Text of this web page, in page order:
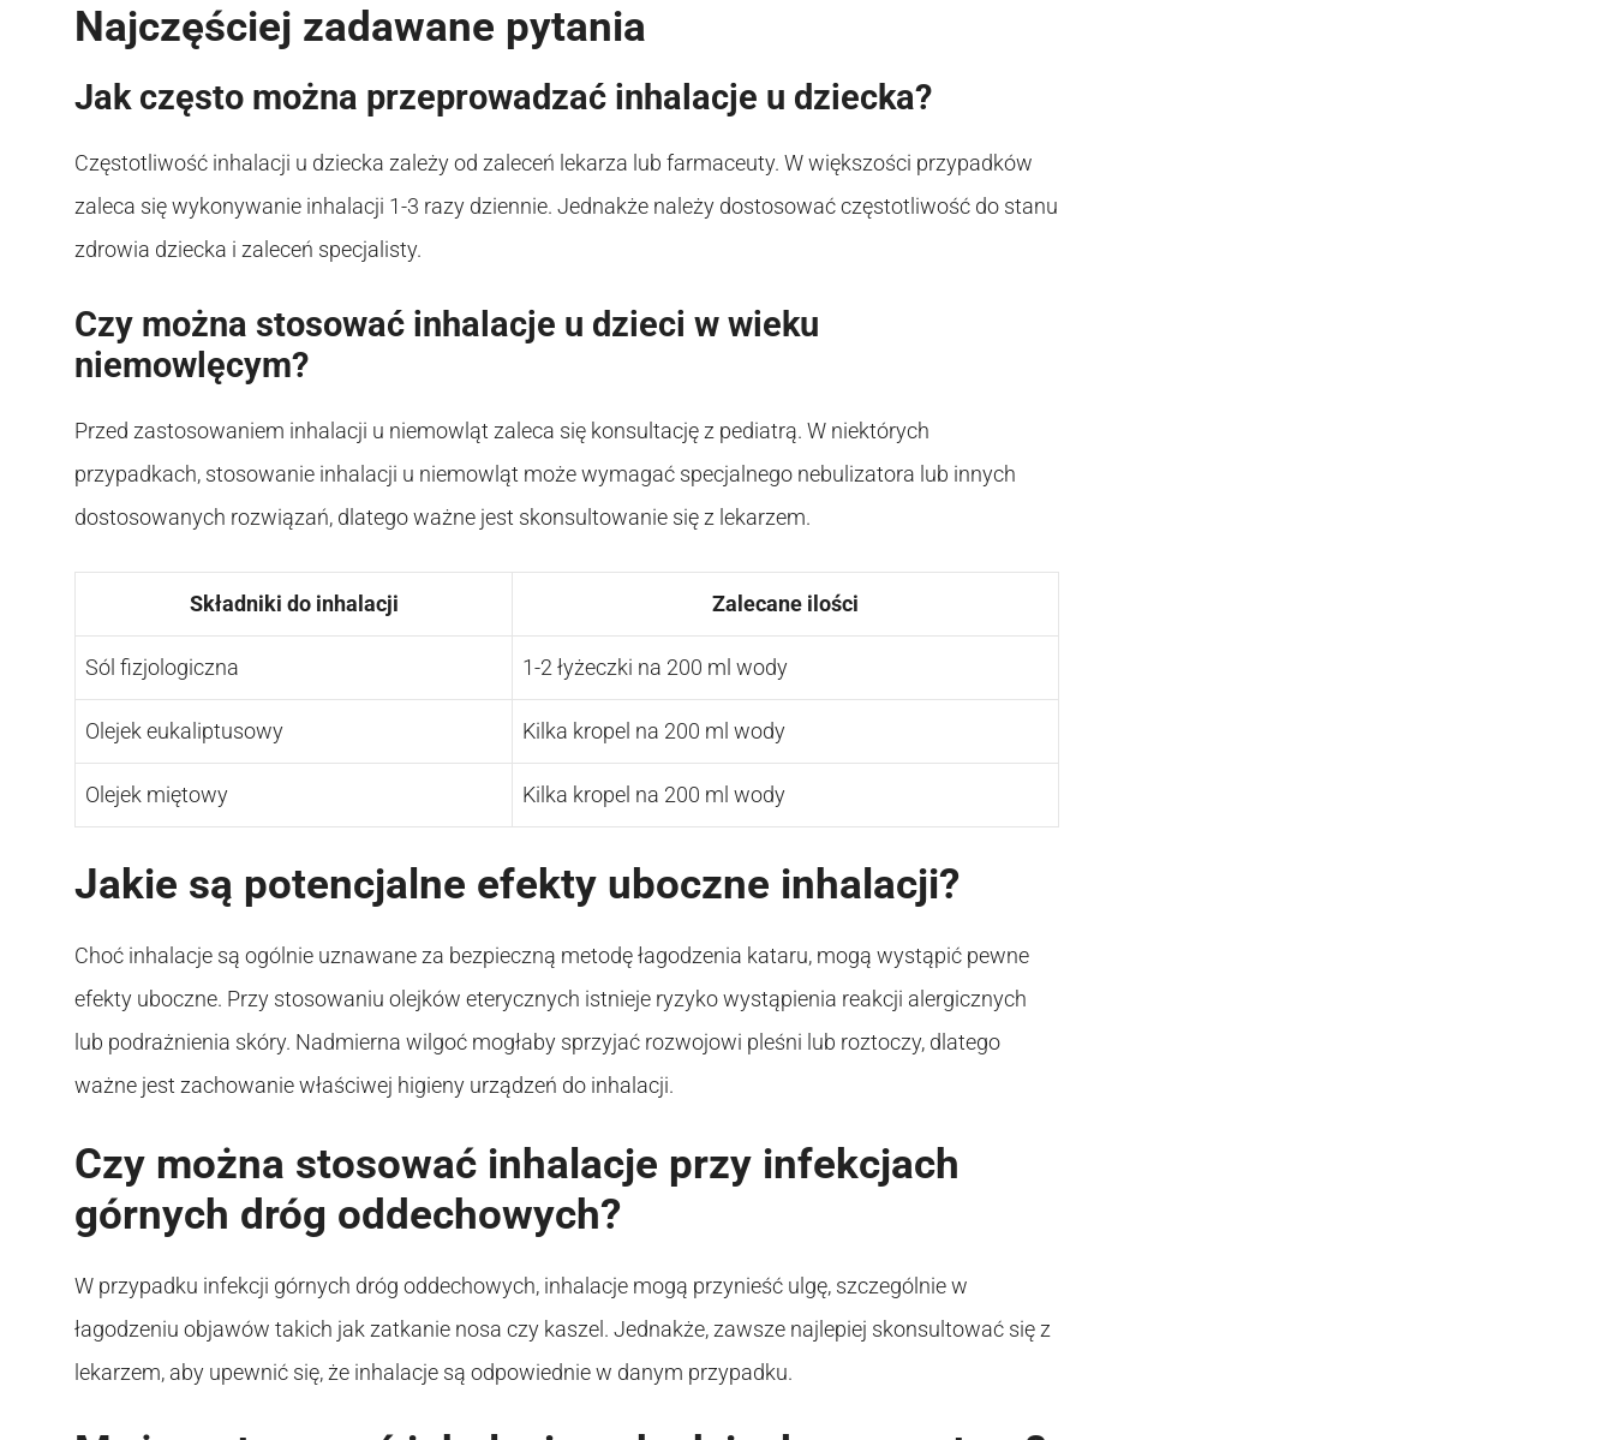
Najczęściej zadawane pytania
Jak często można przeprowadzać inhalacje u dziecka?
Częstotliwość inhalacji u dziecka zależy od zaleceń lekarza lub farmaceuty. W większości przypadków
zaleca się wykonywanie inhalacji 1-3 razy dziennie. Jednakże należy dostosować częstotliwość do stanu
zdrowia dziecka i zaleceń specjalisty.
Czy można stosować inhalacje u dzieci w wieku
niemowlęcym?
Przed zastosowaniem inhalacji u niemowląt zaleca się konsultację z pediatrą. W niektórych
przypadkach, stosowanie inhalacji u niemowląt może wymagać specjalnego nebulizatora lub innych
dostosowanych rozwiązań, dlatego ważne jest skonsultowanie się z lekarzem.
Składniki do inhalacji Zalecane ilości
Sól fizjologiczna 1-2 łyżeczki na 200 ml wody
Olejek eukaliptusowy Kilka kropel na 200 ml wody
Olejek miętowy Kilka kropel na 200 ml wody
Jakie są potencjalne efekty uboczne inhalacji?
Choć inhalacje są ogólnie uznawane za bezpieczną metodę łagodzenia kataru, mogą wystąpić pewne
efekty uboczne. Przy stosowaniu olejków eterycznych istnieje ryzyko wystąpienia reakcji alergicznych
lub podrażnienia skóry. Nadmierna wilgoć mogłaby sprzyjać rozwojowi pleśni lub roztoczy, dlatego
ważne jest zachowanie właściwej higieny urządzeń do inhalacji.
Czy można stosować inhalacje przy infekcjach
górnych dróg oddechowych?
W przypadku infekcji górnych dróg oddechowych, inhalacje mogą przynieść ulgę, szczególnie w
łagodzeniu objawów takich jak zatkanie nosa czy kaszel. Jednakże, zawsze najlepiej skonsultować się z
lekarzem, aby upewnić się, że inhalacje są odpowiednie w danym przypadku.